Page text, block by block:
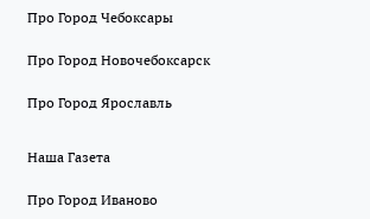
Про Город Чебоксары
Про Город Новочебоксарск
Про Город Ярославль
Наша Газета
Про Город Иваново